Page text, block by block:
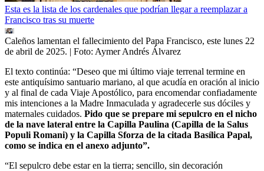
Esta es la lista de los cardenales que podrían llegar a reemplazar a
Francisco tras su muerte
Caleños lamentan el fallecimiento del Papa Francisco, este lunes 22
de abril de 2025. | Foto: Aymer Andrés Álvarez
El texto continúa: “Deseo que mi último viaje terrenal termine en
este antiquísimo santuario mariano, al que acudía en oración al inicio
y al final de cada Viaje Apostólico, para encomendar confiadamente
mis intenciones a la Madre Inmaculada y agradecerle sus dóciles y
maternales cuidados. Pido que se prepare mi sepulcro en el nicho
de la nave lateral entre la Capilla Paulina (Capilla de la Salus
Populi Romani) y la Capilla Sforza de la citada Basílica Papal,
como se indica en el anexo adjunto”.
“El sepulcro debe estar en la tierra; sencillo, sin decoración